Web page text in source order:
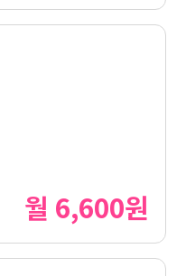
월 6,600원